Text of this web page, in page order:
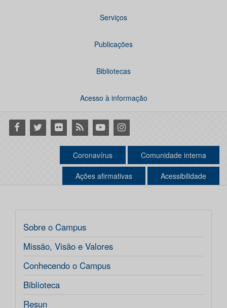
Serviços
Publicações
Bibliotecas
Acesso à informação
Facebook
Twitter Flickr RSS YoutubeInstagram
Coronavírus Comunidade interna
Ações afirmativas Acessibilidade
Sobre o Campus
Missão, Visão e Valores
Conhecendo o Campus
Biblioteca
Resun